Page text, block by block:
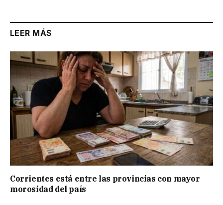
LEER MÁS
Corrientes está entre las provincias con mayor
morosidad del país